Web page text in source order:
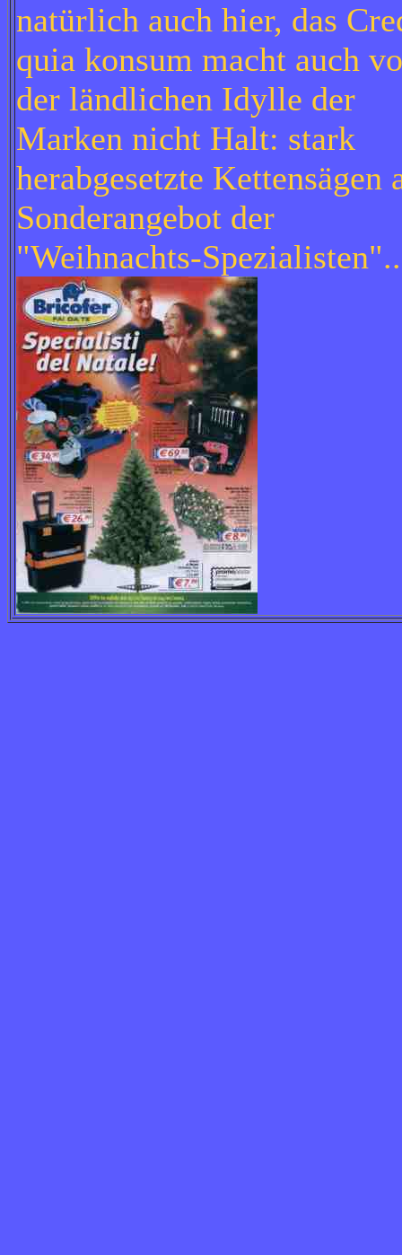
natürlich auch hier, das
quia konsum macht auch
der ländlichen Idylle der
Marken nicht Halt: stark
herabgesetzte Kettensägen
Sonderangebot der
"Weihnachts-